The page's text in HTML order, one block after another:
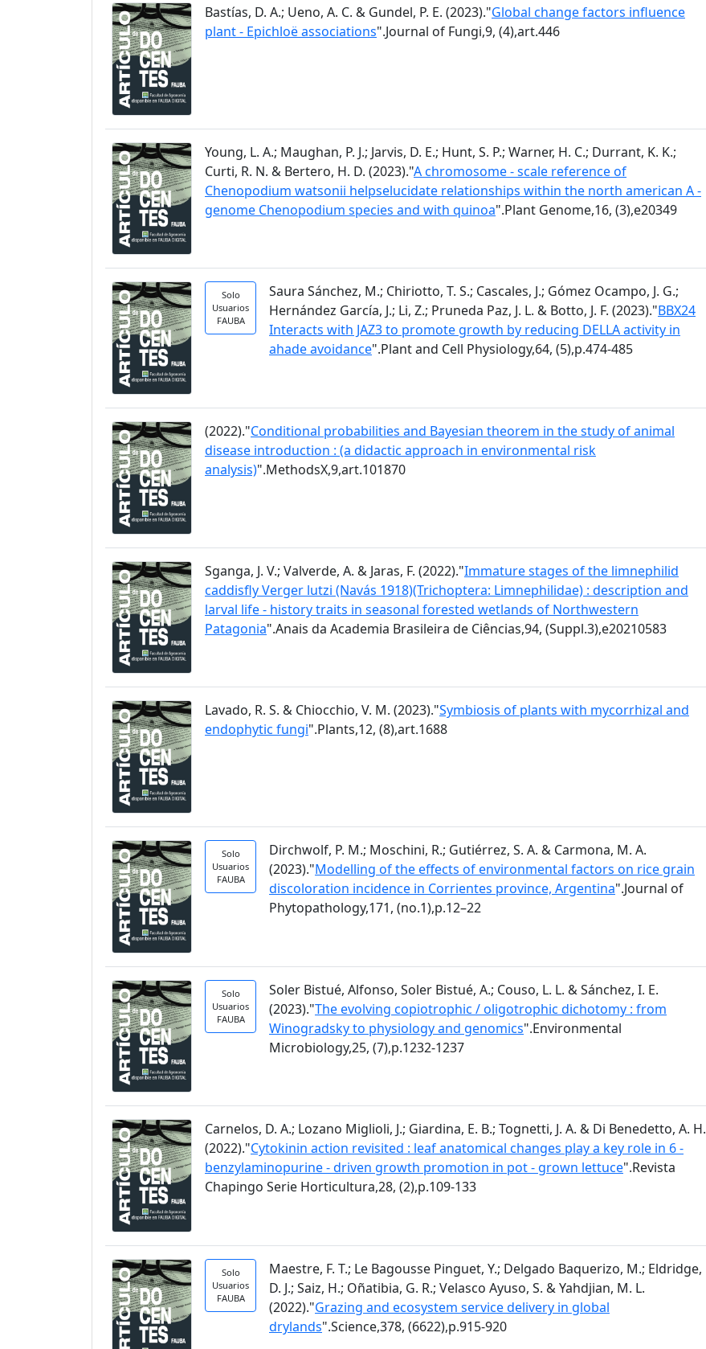
Bastías, D. A.; Ueno, A. C. & Gundel, P. E. (2023)."Global change factors influence
plant - Epichloë associations".Journal of Fungi,9, (4),art.446
Young, L. A.; Maughan, P. J.; Jarvis, D. E.; Hunt, S. P.; Warner, H. C.; Durrant, K. K.;
Curti, R. N. & Bertero, H. D. (2023)."A chromosome - scale reference of
Chenopodium watsonii helpselucidate relationships within the north american A -
genome Chenopodium species and with quinoa".Plant Genome,16, (3),e20349
Solo
Usuarios
FAUBA
Saura Sánchez, M.; Chiriotto, T. S.; Cascales, J.; Gómez Ocampo, J. G.;
Hernández García, J.; Li, Z.; Pruneda Paz, J. L. & Botto, J. F. (2023)."BBX24
Interacts with JAZ3 to promote growth by reducing DELLA activity in
ahade avoidance".Plant and Cell Physiology,64, (5),p.474-485
(2022)."Conditional probabilities and Bayesian theorem in the study of animal
disease introduction : (a didactic approach in environmental risk
analysis)".MethodsX,9,art.101870
Sganga, J. V.; Valverde, A. & Jaras, F. (2022)."Immature stages of the limnephilid
caddisfly Verger lutzi (Navás 1918)(Trichoptera: Limnephilidae) : description and
larval life - history traits in seasonal forested wetlands of Northwestern
Patagonia".Anais da Academia Brasileira de Ciências,94, (Suppl.3),e20210583
Lavado, R. S. & Chiocchio, V. M. (2023)."Symbiosis of plants with mycorrhizal and
endophytic fungi".Plants,12, (8),art.1688
Solo
Usuarios
FAUBA
Dirchwolf, P. M.; Moschini, R.; Gutiérrez, S. A. & Carmona, M. A.
(2023)."Modelling of the effects of environmental factors on rice grain
discoloration incidence in Corrientes province, Argentina".Journal of
Phytopathology,171, (no.1),p.12–22
Solo
Usuarios
FAUBA
Soler Bistué, Alfonso, Soler Bistué, A.; Couso, L. L. & Sánchez, I. E.
(2023)."The evolving copiotrophic / oligotrophic dichotomy : from
Winogradsky to physiology and genomics".Environmental
Microbiology,25, (7),p.1232-1237
Carnelos, D. A.; Lozano Miglioli, J.; Giardina, E. B.; Tognetti, J. A. & Di Benedetto, A. H.
(2022)."Cytokinin action revisited : leaf anatomical changes play a key role in 6 -
benzylaminopurine - driven growth promotion in pot - grown lettuce".Revista
Chapingo Serie Horticultura,28, (2),p.109-133
Solo
Usuarios
FAUBA
Maestre, F. T.; Le Bagousse Pinguet, Y.; Delgado Baquerizo, M.; Eldridge,
D. J.; Saiz, H.; Oñatibia, G. R.; Velasco Ayuso, S. & Yahdjian, M. L.
(2022)."Grazing and ecosystem service delivery in global
drylands".Science,378, (6622),p.915-920